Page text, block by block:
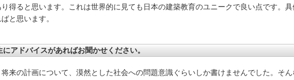
得ると思います。これは世界的に見ても日本の建築教育のユニークで良い点です。
と思います。
アドバイスがあればお聞かせください。
来の計画について、漠然とした社会への問題意識ぐらいしか書けませんでした。そ